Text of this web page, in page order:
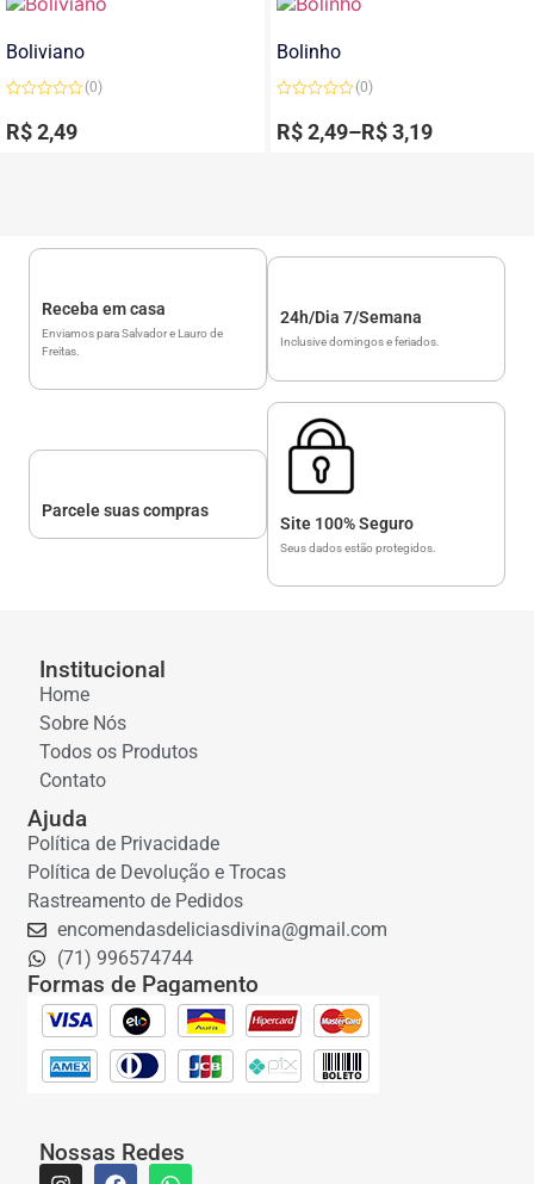
Boliviano
0
de
(0)
R$2,49
Bolinho
0
de
(0)
R$2,49–R$3,19
Receba em casa
Enviamos para Salvador e Lauro de
Freitas.
24h/Dia 7/Semana
Inclusive domingos e feriados.
Parcele suas compras
Site 100% Seguro
Seus dados estão protegidos.
Institucional
Home
Sobre Nós
Todos os Produtos
Contato
Ajuda
Política de Privacidade
Política de Devolução e Trocas
Rastreamento de Pedidos
encomendasdeliciasdivina@gmail.com
(71) 996574744
Formas de Pagamento
Nossas Redes